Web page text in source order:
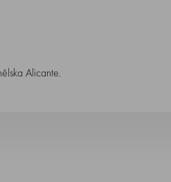
Alicante.